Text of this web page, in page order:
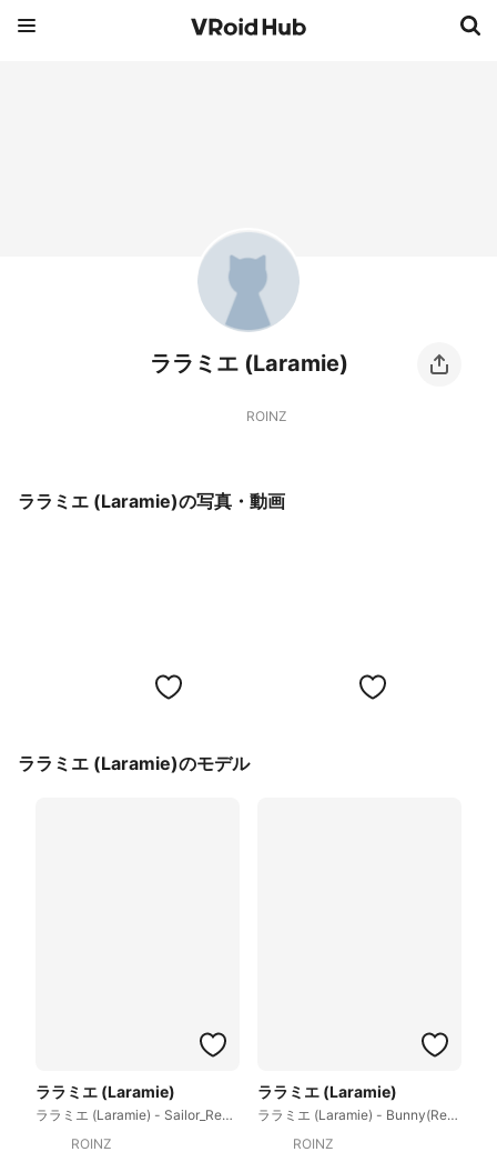
ララミエ (Laramie)
ROINZ
ララミエ (Laramie)の写真・動画
ララミエ (Laramie)のモデル
ララミエ (Laramie)
ララミエ (Laramie) - Sailor_Remake
ROINZ
ララミエ (Laramie)
ララミエ (Laramie) - Bunny(Remaster)
ROINZ